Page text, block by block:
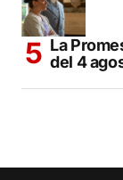
La
del 4